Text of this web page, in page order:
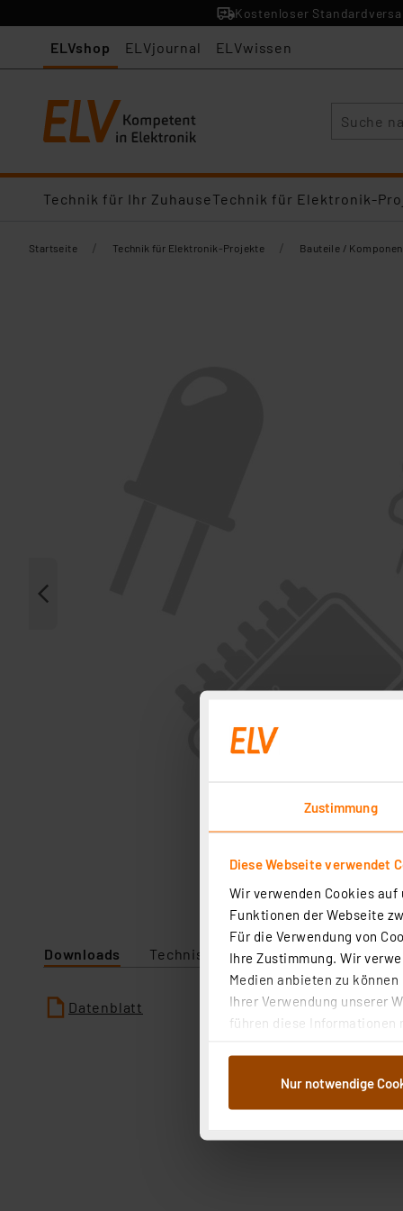
Zustimmung
Diese Webseite verwendet
Wir verwenden Cookies
Funktionen der Webseite
Für die Verwendung von
Ihre Zustimmung. Wir
Medien anbieten zu
Ihrer Verwendung unserer
führen diese Informationen
Weiterverarbeitung für die
Abs.1a DSG-VO) zu. Eine
Nur notwendige
Kostenloser
ELVshop ELVjournal ELVwissen
Technik für Ihr ZuhauseTechnik für Elektronik-
Startseite / Technik für Elektronik-Projekte / Bauteile /
Downloads Technische Daten
Datenblatt